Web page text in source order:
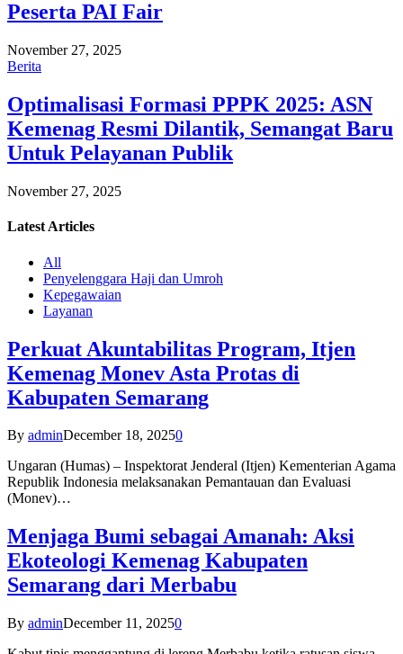
Peserta PAI Fair
November 27, 2025
Berita
Optimalisasi Formasi PPPK 2025: ASN
Kemenag Resmi Dilantik, Semangat Baru
Untuk Pelayanan Publik
November 27, 2025
Latest Articles
All
Penyelenggara Haji dan Umroh
Kepegawaian
Layanan
Perkuat Akuntabilitas Program, Itjen
Kemenag Monev Asta Protas di
Kabupaten Semarang
By adminDecember 18, 20250
Ungaran (Humas) – Inspektorat Jenderal (Itjen) Kementerian Agama
Republik Indonesia melaksanakan Pemantauan dan Evaluasi
(Monev)…
Menjaga Bumi sebagai Amanah: Aksi
Ekoteologi Kemenag Kabupaten
Semarang dari Merbabu
By adminDecember 11, 20250